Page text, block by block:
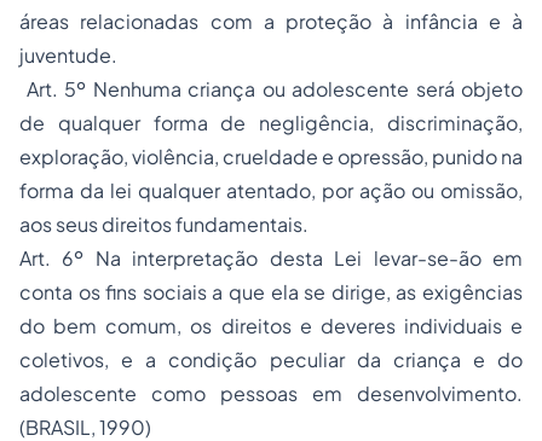
áreas relacionadas com a proteção à infância e à
juventude.
Art. 5º Nenhuma criança ou adolescente será objeto
de qualquer forma de negligência, discriminação,
exploração, violência, crueldade e opressão, punido na
forma da lei qualquer atentado, por ação ou omissão,
aos seus direitos fundamentais.
Art. 6º Na interpretação desta Lei levar-se-ão em
conta os fins sociais a que ela se dirige, as exigências
do bem comum, os direitos e deveres individuais e
coletivos, e a condição peculiar da criança e do
adolescente como pessoas em desenvolvimento.
(BRASIL, 1990)